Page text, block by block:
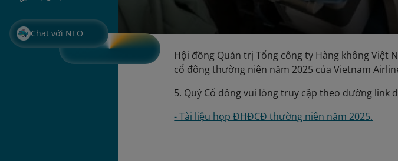
Chat với NEO
Hội đồng Quản trị Tổng công ty Hàng không Việt
cổ đông thường niên năm 2025 của Vietnam
5. Quý Cổ đông vui lòng truy cập theo đường
- Tài liệu họp ĐHĐCĐ thường niên năm 2025.